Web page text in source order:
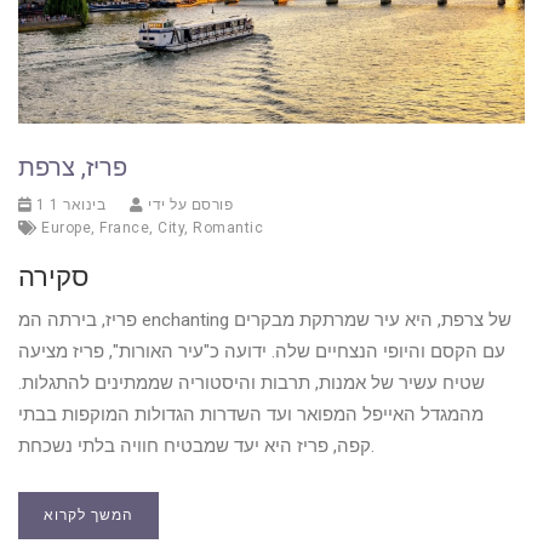
פריז, צרפת
1 בינואר 1
פורסם על ידי
Europe France City, Romantic
סקירה
פריז, בירתה המ enchanting של צרפת, היא עיר שמרתקת מבקרים
עם הקסם והיופי הנצחיים שלה. ידועה כ"עיר האורות", פריז מציעה
שטיח עשיר של אמנות, תרבות והיסטוריה שממתינים להתגלות.
מהמגדל האייפל המפואר ועד השדרות הגדולות המוקפות בבתי
קפה, פריז היא יעד שמבטיח חוויה בלתי נשכחת.
המשך לקרוא